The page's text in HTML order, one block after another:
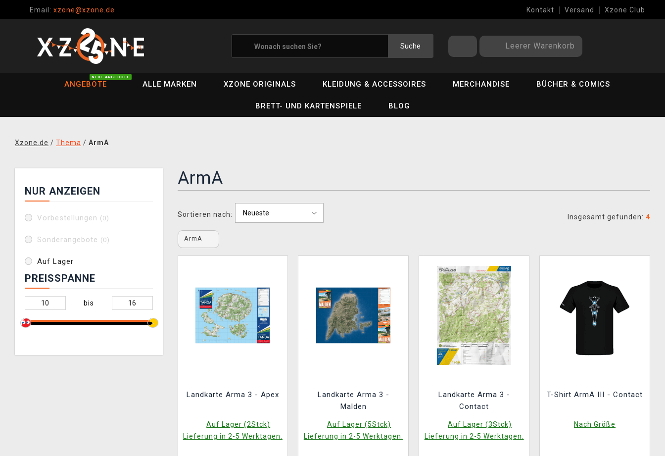
Email: xzone@xzone.de Kontakt Versand Xzone Club
Suche Leerer Warenkorb
ANGEBOTE
NEUE ANGEBOTE
ALLE MARKEN XZONE ORIGINALS KLEIDUNG & ACCESSOIRES MERCHANDISE BÜCHER & COMICS
BRETT- UND KARTENSPIELE BLOG
Xzone.de / Thema / ArmA
NUR ANZEIGEN
Vorbestellungen (0)
Sonderangebote (0)
Auf Lager
PREISSPANNE
bis
ArmA
Sortieren nach: Insgesamt gefunden: 4
ArmA
Landkarte Arma 3 - Apex
Auf Lager (2Stck)
Lieferung in 2-5 Werktagen.
Landkarte Arma 3 -
Malden
Auf Lager (5Stck)
Lieferung in 2-5 Werktagen.
Landkarte Arma 3 -
Contact
Auf Lager (3Stck)
Lieferung in 2-5 Werktagen.
T-Shirt ArmA III - Contact
Nach Größe